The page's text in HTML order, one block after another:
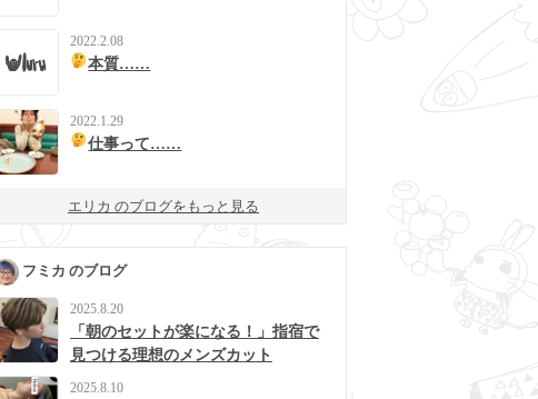
2022.2.08
本質……
2022.1.29
仕事って……
エリカ のブログをもっと見る
フミカ のブログ
2025.8.20
「朝のセットが楽になる！」指宿で
見つける理想のメンズカット
2025.8.10